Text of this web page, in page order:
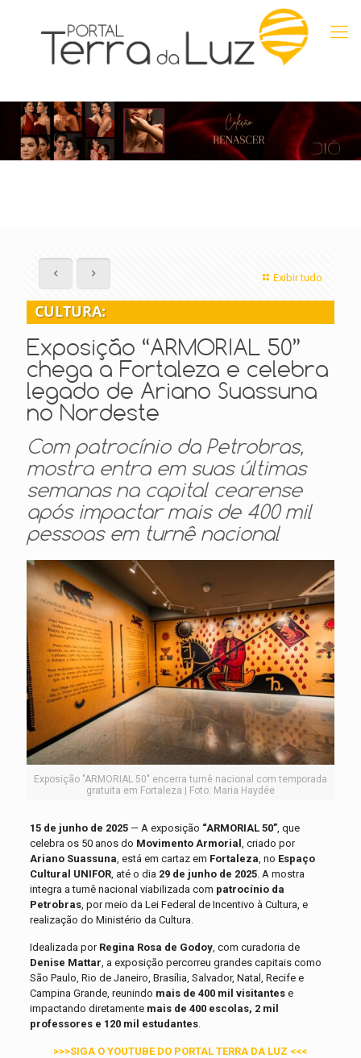
Exibir tudo
CULTURA:
Exposição “ARMORIAL 50”
chega a Fortaleza e celebra
legado de Ariano Suassuna
no Nordeste
Com patrocínio da Petrobras,
mostra entra em suas últimas
semanas na capital cearense
após impactar mais de 400 mil
pessoas em turnê nacional
Exposição "ARMORIAL 50" encerra turnê nacional com temporada
gratuita em Fortaleza | Foto: Maria Haydée
15 de junho de 2025— A exposição “ARMORIAL 50”, que
celebra os 50 anos do Movimento Armorial , criado por
Ariano Suassuna , está em cartaz em Fortaleza , no Espaço
Cultural UNIFOR, até o dia 29 de junho de 2025. A mostra
integra a turnê nacional viabilizada com patrocínio da
Petrobras, por meio da Lei Federal de Incentivo à Cultura, e
realização do Ministério da Cultura.
Idealizada por Regina Rosa de Godoy, com curadoria de
Denise Mattar , a exposição percorreu grandes capitais como
São Paulo, Rio de Janeiro, Brasília, Salvador, Natal, Recife e
Campina Grande, reunindo mais de 400 mil visitantese
impactando diretamente mais de 400 escolas, 2 mil
professores e 120 mil estudantes.
>>>SIGA O YOUTUBE DO PORTAL TERRA DA LUZ <<<